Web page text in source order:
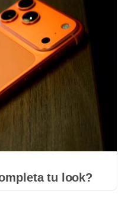
tu look?